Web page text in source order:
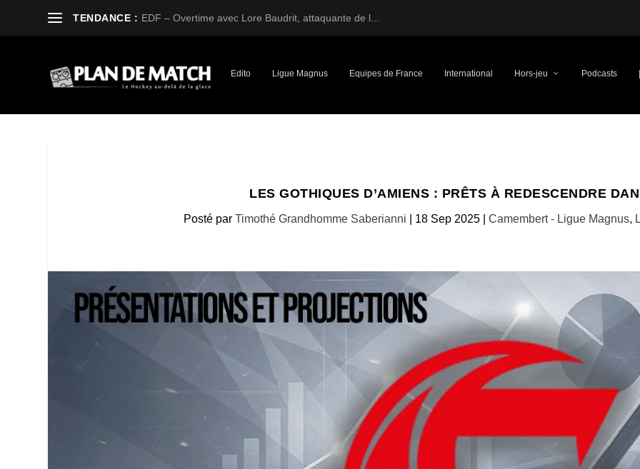
TENDANCE : EDF – Overtime avec Lore Baudrit, attaquante de l...
Edito Ligue Magnus Equipes de France International Hors-jeu Podcasts
LES GOTHIQUES D’AMIENS : PRÊTS À REDESCENDRE
Posté par Timothé Grandhomme Saberianni 18 Sep 2025| Camembert - Ligue Magnus,